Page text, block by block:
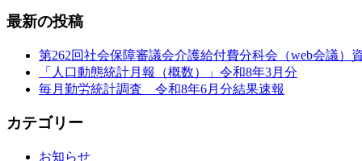
最新の投稿
第262回社会保障審議会介護給付費分科会（web会議）
「人口動態統計月報（概数）」令和8年3月分
毎月勤労統計調査 令和8年6月分結果速報
カテゴリー
お知らせ